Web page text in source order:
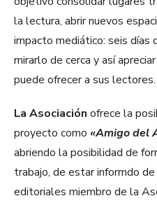
la lectura, abrir nuevos
impacto mediático: seis días
mirarlo de cerca y así
puede ofrecer a sus lectores.
La Asociación ofrece la
proyecto como «Amigo del
abriendo la posibilidad de
trabajo, de estar informdo
editoriales miembro de la